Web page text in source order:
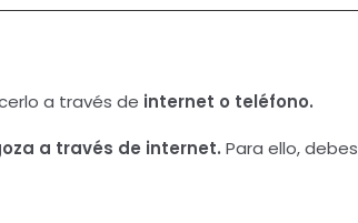
a través de internet o teléfono.
a través de internet. Para ello, debes